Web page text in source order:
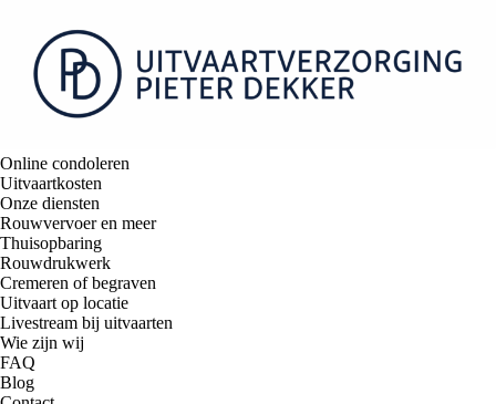
Online condoleren
Uitvaartkosten
Onze diensten
Rouwvervoer en meer
Thuisopbaring
Rouwdrukwerk
Cremeren of begraven
Uitvaart op locatie
Livestream bij uitvaarten
Wie zijn wij
FAQ
Blog